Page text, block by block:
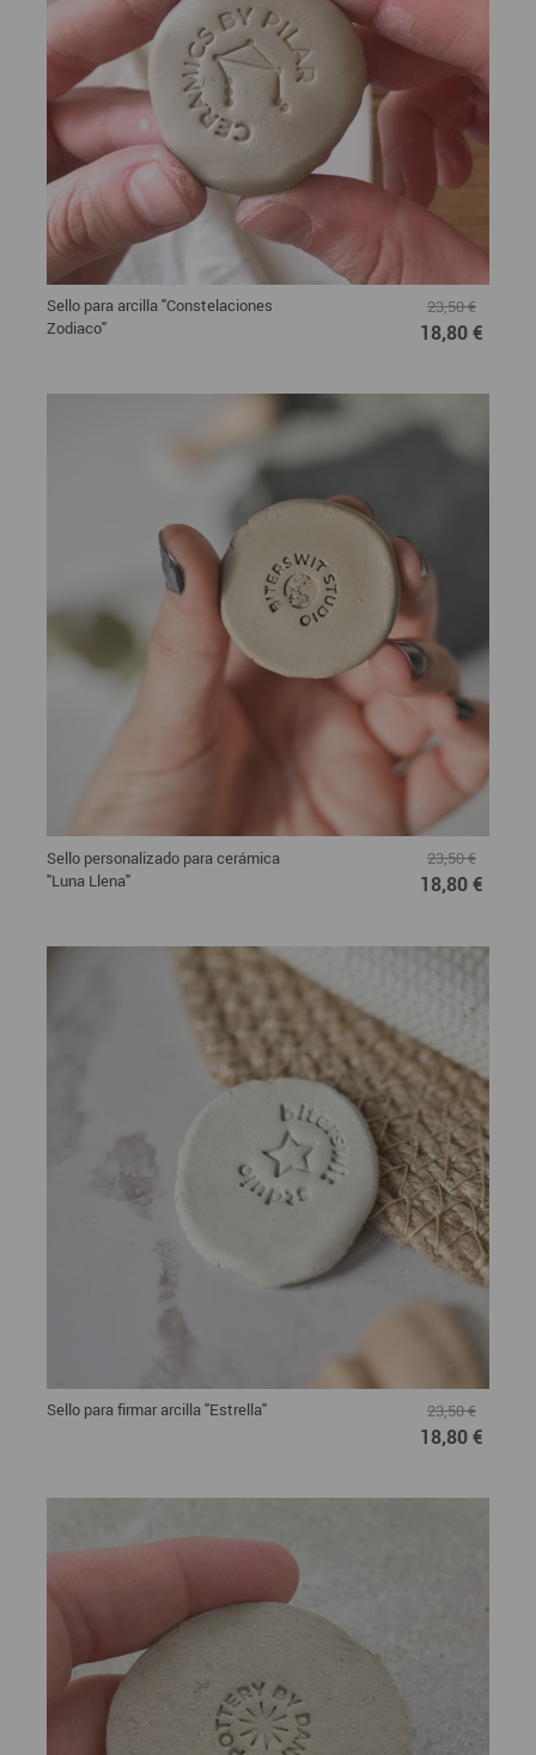
Sello para arcilla "Constelaciones
Zodiaco"
23,50 €
18,80 €
Sello personalizado para cerámica
"Luna Llena"
23,50 €
18,80 €
Sello para firmar arcilla "Estrella" 23,50 €
18,80 €